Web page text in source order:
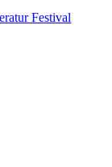
Festival